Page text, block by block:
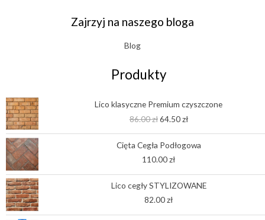
Zajrzyj na naszego bloga
Blog
Produkty
Lico klasyczne Premium czyszczone
86.00zł
cena
wynosiła:
86.00 zł.
64.50zł
cena
wynosi:
64.50 zł.
Cięta Cegła Podłogowa
110.00zł
Lico cegły STYLIZOWANE
82.00zł